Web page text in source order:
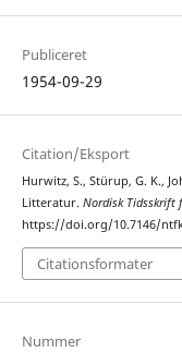
Publiceret
1954-09-29
Citation/Eksport
Hurwitz, S., Stürup, G. K.,
Litteratur. Nordisk Tidsskrift
https://doi.org/10.7146/
Citationsformater
Nummer